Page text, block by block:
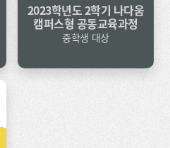
2023학년도 2학기 나다움
캠퍼스형 공동교육과정
중학생 대상